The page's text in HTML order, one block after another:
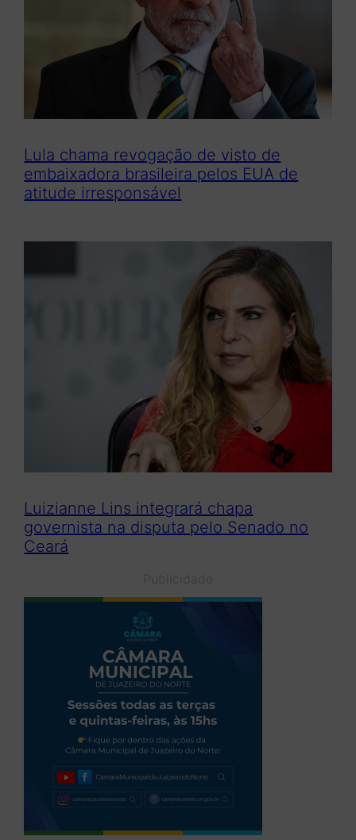
Lula chama revogação de visto de
embaixadora brasileira pelos EUA de
atitude irresponsável
Luizianne Lins integrará chapa
governista na disputa pelo Senado no
Ceará
Publicidade